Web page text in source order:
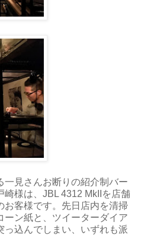
見さんお断りの紹介制バー
様は、JBL 4312 MkIIを店舗
お客様です。先日店内を清掃
ーン紙と、ツイーターダイア
っ込んでしまい、いずれも派